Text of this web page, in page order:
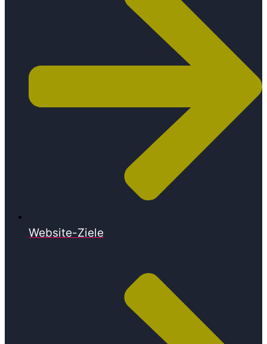
Website-Ziele